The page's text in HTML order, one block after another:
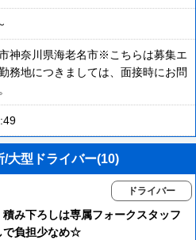
神奈川県海老名市※こちらは募集エ
務地につきましては、面接時にお問
大型ドライバー(10)
ドライバー
積み下ろしは専属フォークスタッフ
で負担少なめ☆